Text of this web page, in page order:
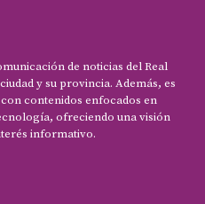
de noticias del Real
y su provincia. Además, es
contenidos enfocados en
ofreciendo una visión
informativo.